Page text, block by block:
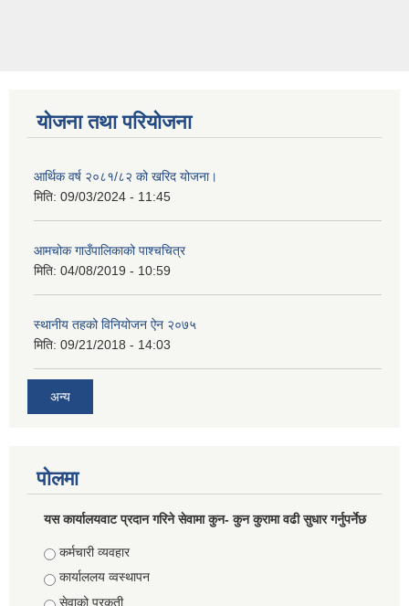
योजना तथा परियोजना
आर्थिक वर्ष २०८१/८२ को खरिद योजना।
मिति: 09/03/2024 - 11:45
आमचोक गाउँपालिकाको पाश्चचित्र
मिति: 04/08/2019 - 10:59
स्थानीय तहको विनियोजन ऐन २०७५
मिति: 09/21/2018 - 14:03
अन्य
पोलमा
यस कार्यालयवाट प्रदान गरिने सेवामा कुन- कुन कुरामा वढी सुधार गर्नुपर्नेछ
Choices
कर्मचारी व्यवहार
कार्याललय व्वस्थापन
सेवाको प्रकृती